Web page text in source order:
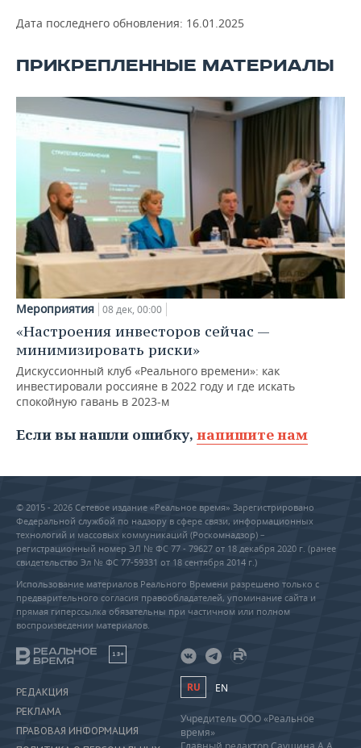
ВОДНЫЕ ВИДЫ СПОРТА
ХОККЕЙ С МЯЧОМ
ОБРАЗОВАНИЕ
ПРОИСШЕСТВИЯ
Дата последнего обновления: 16.01.2025
ПРИКРЕПЛЕННЫЕ МАТЕРИАЛЫ
Мероприятия 08 дек, 00:00
«Настроения инвесторов сейчас —
минимизировать риски»
Дискуссионный клуб «Реального времени»: как
инвестировали россияне в 2022 году и где искать
спокойную гавань в 2023-м
Если вы нашли ошибку, напишите нам
© 2015 - 2026 Сетевое издание «Реальное время» Зарегистрировано
Федеральной службой по надзору в сфере связи, информационных
технологий и массовых коммуникаций (Роскомнадзор) –
регистрационный номер ЭЛ № ФС 77 - 79627 от 18 декабря 2020 г. (ранее
свидетельство Эл № ФС 77-59331 от 18 сентября 2014 г.)
Использование материалов Реального Времени разрешено только с
предварительного согласия правообладателей, упоминание сайта и
прямая гиперссылка обязательны при частичном или полном
воспроизведении материалов.
18+
РЕДАКЦИЯ
РЕКЛАМА
ПРАВОВАЯ ИНФОРМАЦИЯ
RU EN
Учредитель ООО «Реальное
время»